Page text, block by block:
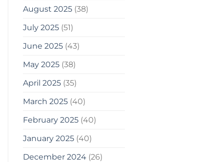
August 2025 (38)
July 2025 (51)
June 2025 (43)
May 2025 (38)
April 2025 (35)
March 2025 (40)
February 2025 (40)
January 2025 (40)
December 2024 (26)